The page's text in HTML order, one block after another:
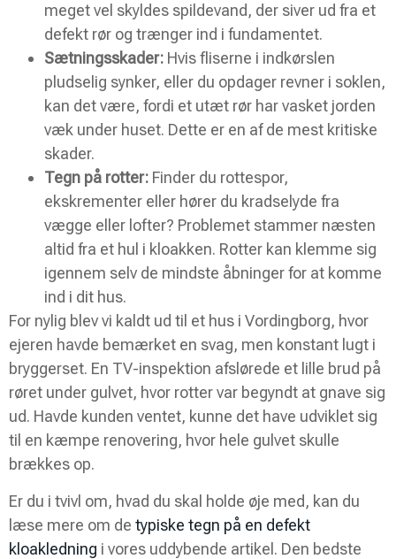
meget vel skyldes spildevand, der siver ud fra et
defekt rør og trænger ind i fundamentet.
Sætningsskader: Hvis fliserne i indkørslen
pludselig synker, eller du opdager revner i soklen,
kan det være, fordi et utæt rør har vasket jorden
væk under huset. Dette er en af de mest kritiske
skader.
Tegn på rotter: Finder du rottespor,
ekskrementer eller hører du kradselyde fra
vægge eller lofter? Problemet stammer næsten
altid fra et hul i kloakken. Rotter kan klemme sig
igennem selv de mindste åbninger for at komme
ind i dit hus.
For nylig blev vi kaldt ud til et hus i Vordingborg, hvor
ejeren havde bemærket en svag, men konstant lugt i
bryggerset. En TV-inspektion afslørede et lille brud på
røret under gulvet, hvor rotter var begyndt at gnave sig
ud. Havde kunden ventet, kunne det have udviklet sig
til en kæmpe renovering, hvor hele gulvet skulle
brækkes op.
Er du i tvivl om, hvad du skal holde øje med, kan du
læse mere om de typiske tegn på en defekt
kloakledning i vores uddybende artikel. Den bedste